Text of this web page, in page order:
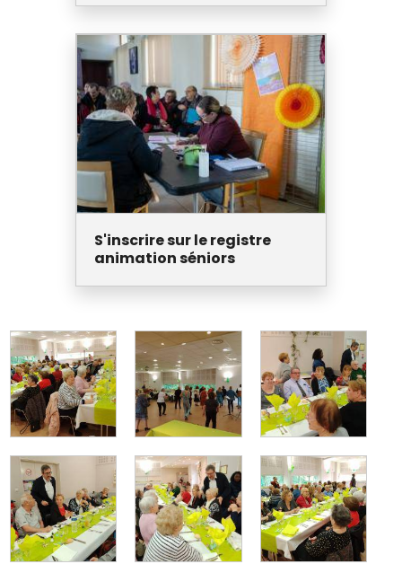
S'inscrire sur le registre
animation séniors